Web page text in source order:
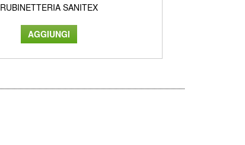
RUBINETTERIA SANITEX